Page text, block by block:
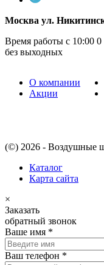
Москва ул.
Время работы с 10:00 0
без выходных
О компании
Акции
(©) 2026 - Воздушные
Каталог
Карта сайта
×
Заказать
обратный звонок
Ваше имя *
Ваш телефон *